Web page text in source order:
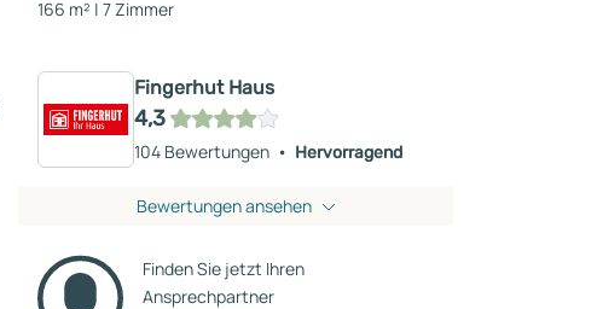
166 m² | 7 Zimmer
Fingerhut Haus
4,3
104 Bewertungen Hervorragend
Bewertungen ansehen
Finden Sie jetzt Ihren
Ansprechpartner